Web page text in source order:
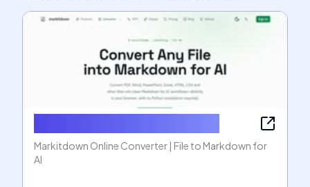
Markitdown Online Converter | File to Markdown for
AI